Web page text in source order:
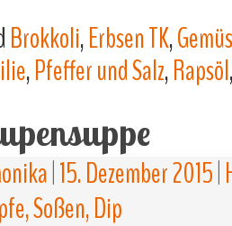
Brokkoli,Erbsen TK,
,Pfeffer und Salz,Rapsöl
15. Dezember 2015
Soßen, Dip